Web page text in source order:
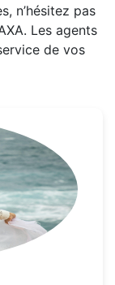
n’hésitez pas
Les agents
de vos